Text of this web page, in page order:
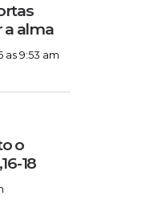
a alma
as 9:53 am
o
18